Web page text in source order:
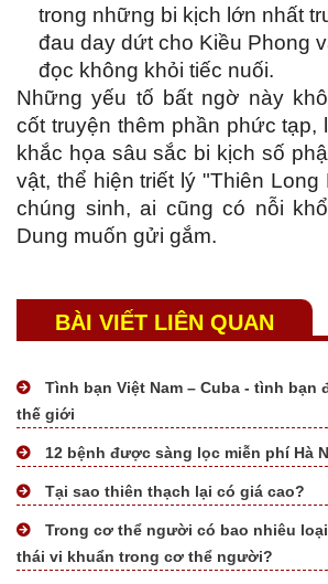
trong những bi kịch lớn nhất
đau day dứt cho Kiều Phong
đọc không khỏi tiếc nuối.
Những yếu tố bất ngờ này
cốt truyện thêm phần phức tạp,
khắc họa sâu sắc bi kịch số
vật, thể hiện triết lý "Thiên Long
chúng sinh, ai cũng có nỗi
Dung muốn gửi gắm.
BÀI VIẾT LIÊN QUAN
Tình bạn Việt Nam – Cuba - tình bạn
thế giới
12 bệnh được sàng lọc miễn phí Hà
Tại sao thiên thạch lại có giá cao?
Trong cơ thể người có bao nhiêu
thái vi khuẩn trong cơ thể người?
Tài liệu mất phí
Tài liệu miễn phí